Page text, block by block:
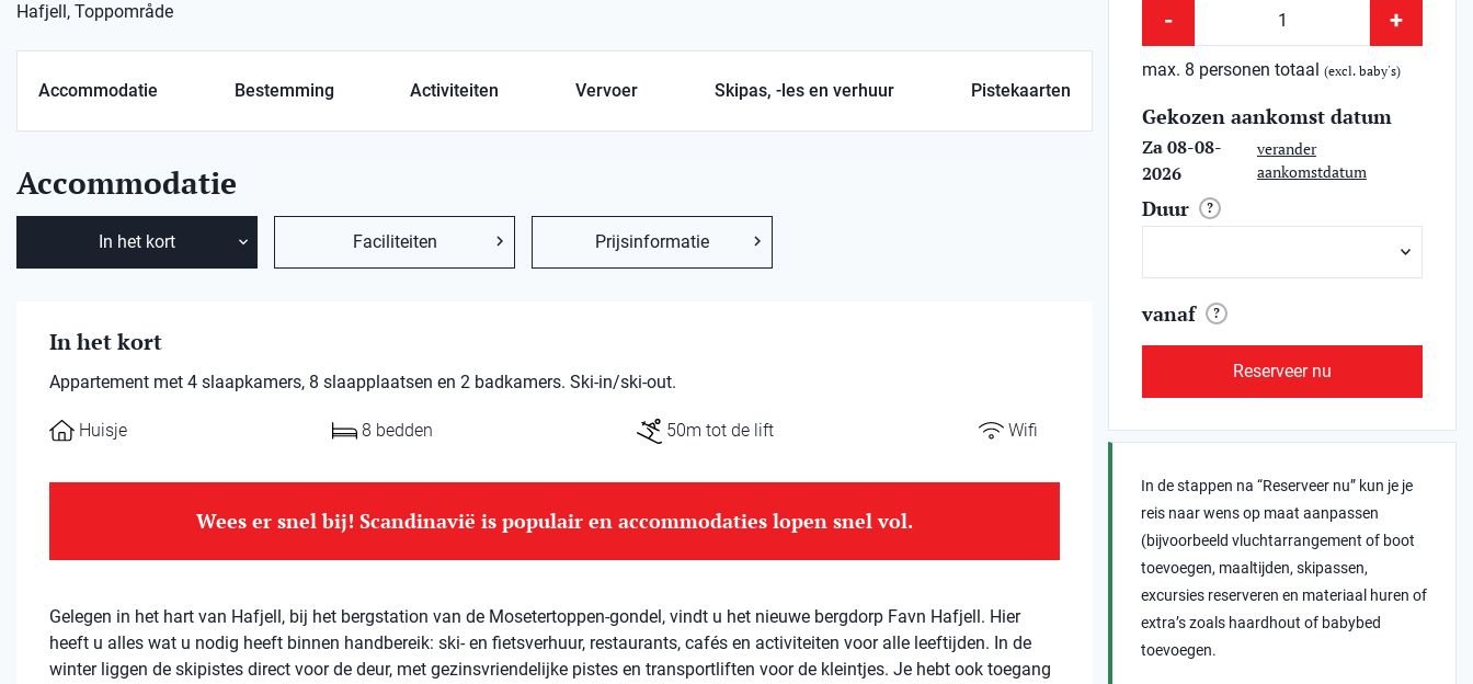
Hafjell, Toppområde
Accommodatie Bestemming Activiteiten Vervoer Skipas, -les en verhuur Pistekaarten
Accommodatie
In het kort Faciliteiten Prijsinformatie
In het kort
Appartement met 4 slaapkamers, 8 slaapplaatsen en 2 badkamers. Ski-in/ski-out.
Huisje 8 bedden 50m tot de lift Wifi
Wees er snel bij! Scandinavië is populair en accommodaties lopen snel vol.
Gelegen in het hart van Hafjell, bij het bergstation van de Mosetertoppen-gondel, vindt u het nieuwe bergdorp Favn Hafjell. Hier
heeft u alles wat u nodig heeft binnen handbereik: ski- en fietsverhuur, restaurants, cafés en activiteiten voor alle leeftijden. In de
winter liggen de skipistes direct voor de deur, met gezinsvriendelijke pistes en transportliften voor de kleintjes. Je hebt ook toegang
- +
max. 8 personen totaal(excl. baby's)
Gekozen aankomst datum
Za 08-08-
2026
verander
aankomstdatum
Duur ?
vanaf ?
Reserveer nu
In de stappen na “Reserveer nu” kun je je
reis naar wens op maat aanpassen
(bijvoorbeeld vluchtarrangement of boot
toevoegen, maaltijden, skipassen,
excursies reserveren en materiaal huren of
extra’s zoals haardhout of babybed
toevoegen.